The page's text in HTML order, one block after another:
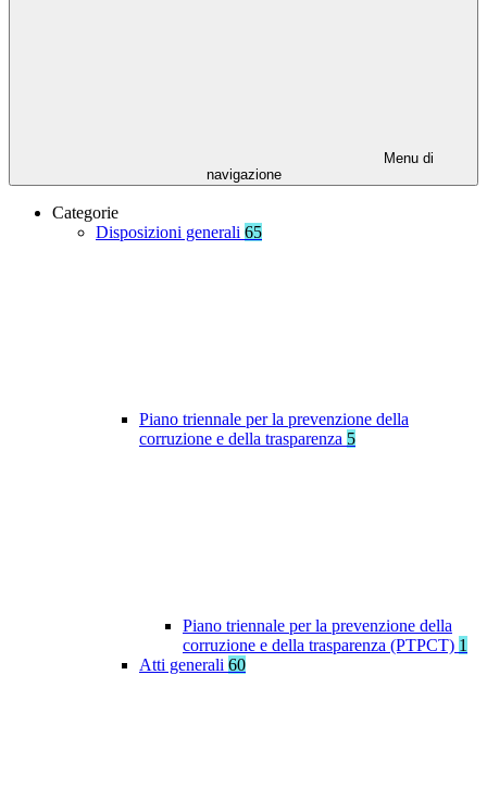
Menu di
navigazione
Categorie
Disposizioni generali 65
Piano triennale per la prevenzione della
corruzione e della trasparenza 5
Piano triennale per la prevenzione della
corruzione e della trasparenza (PTPCT) 1
Atti generali 60